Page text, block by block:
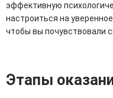
эффективную
настроиться на
чтобы вы почувствовали
Этапы